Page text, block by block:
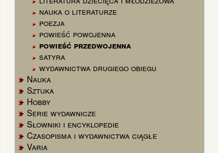
nauka o literaturze
poezja
powieść powojenna
powieść przedwojenna
satyra
wydawnictwa drugiego obiegu
Nauka
Sztuka
Hobby
Serie wydawnicze
Słowniki i encyklopedie
Czasopisma i wydawnictwa ciągłe
Varia